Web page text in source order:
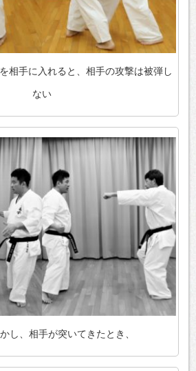
相手に入れると、相手の攻撃は被弾し
ない
し、相手が突いてきたとき、